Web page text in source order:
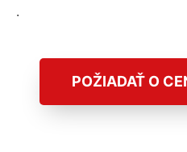
.
POŽIADAŤ O